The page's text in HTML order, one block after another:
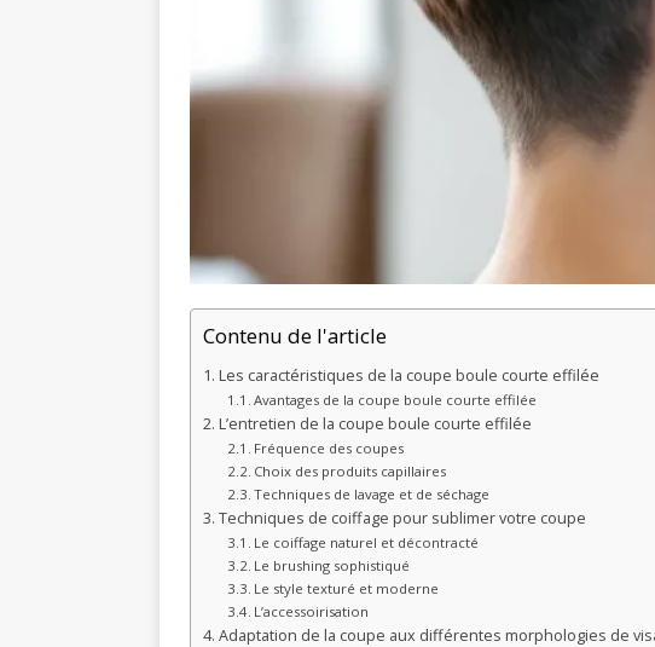
Contenu de l'article
Les caractéristiques de la coupe boule courte effilée
Avantages de la coupe boule courte effilée
L’entretien de la coupe boule courte effilée
Fréquence des coupes
Choix des produits capillaires
Techniques de lavage et de séchage
Techniques de coiffage pour sublimer votre coupe
Le coiffage naturel et décontracté
Le brushing sophistiqué
Le style texturé et moderne
L’accessoirisation
Adaptation de la coupe aux différentes morphologies de